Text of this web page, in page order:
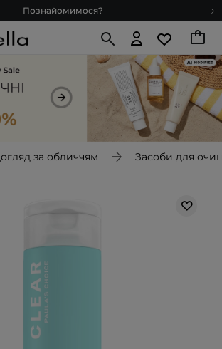
Познайомимося?
Доставка з любов'ю
нас і отримуй ще більше балів
Запитай косметолога
Доставка з любов'ю
за обличчям Засоби для